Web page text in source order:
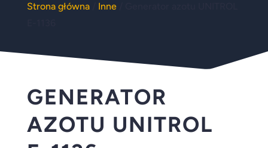
Strona główna/ Inne/ Generator azotu UNITROL
GENERATOR
AZOTU UNITROL